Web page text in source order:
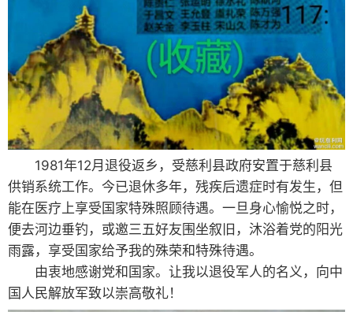
1981年12月退役返乡，受慈利县政府安置于慈利县
供销系统工作。今已退休多年，残疾后遗症时有发生，但
能在医疗上享受国家特殊照顾待遇。一旦身心愉悦之时，
便去河边垂钓，或邀三五好友围坐叙旧，沐浴着党的阳光
雨露，享受国家给予我的殊荣和特殊待遇。
由衷地感谢党和国家。让我以退役军人的名义，向中
国人民解放军致以崇高敬礼！